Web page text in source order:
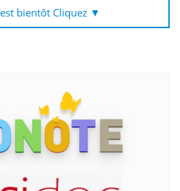
bientôt Cliquez ▼